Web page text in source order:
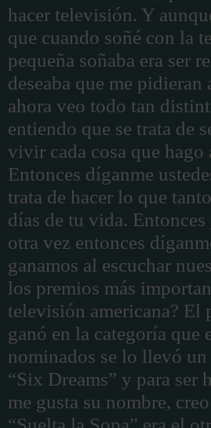
hacer televisión. Y
que cuando soñé con la
pequeña soñaba era ser
deseaba que me pidieran
ahora veo todo tan
entiendo que se trata de
vivir cada cosa que hago
Entonces díganme
trata de hacer lo que
días de tu vida.
otra vez entonces
ganamos al escuchar
los premios más
televisión americana? El
ganó en la categoría que
nominados se lo llevó
“Six Dreams” y para ser
me gusta su nombre,